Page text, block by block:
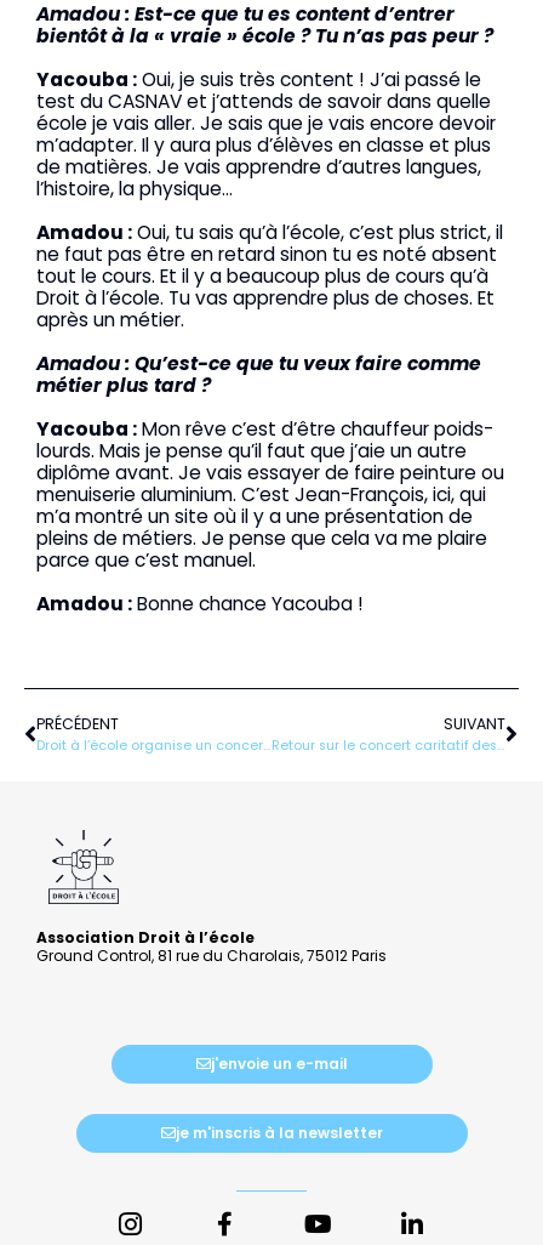
Amadou : Est-ce que tu es content d’entrer
bientôt à la « vraie » école ? Tu n’as pas peur ?
Yacouba :Oui, je suis très content ! J’ai passé le
test du CASNAV et j’attends de savoir dans quelle
école je vais aller. Je sais que je vais encore devoir
m’adapter. Il y aura plus d’élèves en classe et plus
de matières. Je vais apprendre d’autres langues,
l’histoire, la physique…
Amadou :Oui, tu sais qu’à l’école, c’est plus strict, il
ne faut pas être en retard sinon tu es noté absent
tout le cours. Et il y a beaucoup plus de cours qu’à
Droit à l’école. Tu vas apprendre plus de choses. Et
après un métier.
Amadou : Qu’est-ce que tu veux faire comme
métier plus tard ?
Yacouba :Mon rêve c’est d’être chauffeur poids-
lourds. Mais je pense qu’il faut que j’aie un autre
diplôme avant. Je vais essayer de faire peinture ou
menuiserie aluminium. C’est Jean-François, ici, qui
m’a montré un site où il y a une présentation de
pleins de métiers. Je pense que cela va me plaire
parce que c’est manuel.
Amadou :Bonne chance Yacouba !
Précédent
PRÉCÉDENT
Droit à l’école organise un concert solidaire pour ses 5 ans
SUIVANT
Retour sur le concert caritatif des 5 ans de Droit à l’école
Association Droit à l’école
Ground Control, 81 rue du Charolais, 75012 Paris
j'envoie un e-mail
je m'inscris à la newsletter